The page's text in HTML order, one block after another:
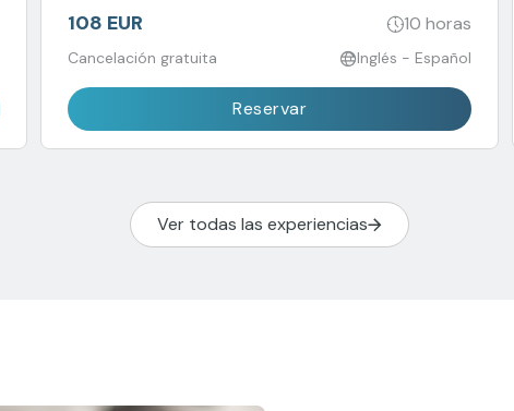
108 EUR 10 horas
Cancelación gratuita Inglés - Español
Reservar
Ver todas las experiencias